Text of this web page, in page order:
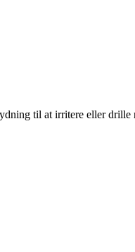
til at irritere eller drille